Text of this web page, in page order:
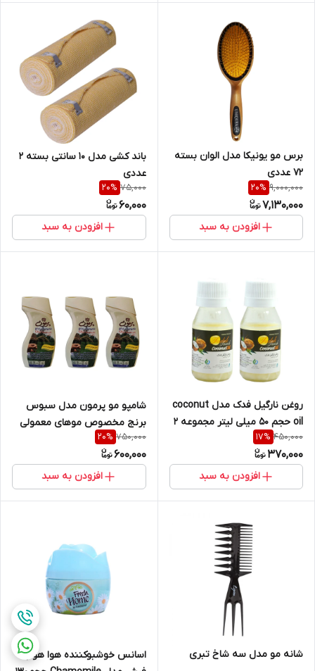
برس مو یونیکا مدل الوان بسته
72 عددی
9,000,000
20%
7,130,000
افزودن به سبد
باند کشی مدل 10 سانتی بسته 2
عددی
75,000
20%
60,000
افزودن به سبد
روغن نارگیل فدک مدل coconut
oil حجم 50 میلی لیتر مجموعه 2
عددی
450,000
17%
370,000
افزودن به سبد
شامپو مو پرمون مدل سبوس
برنج مخصوص موهای معمولی
حجم 250 گرم مجموعه 3 عددی
750,000
20%
600,000
افزودن به سبد
شانه مو مدل سه شاخ تبری
اسانس خوشبوکننده هوا هوم